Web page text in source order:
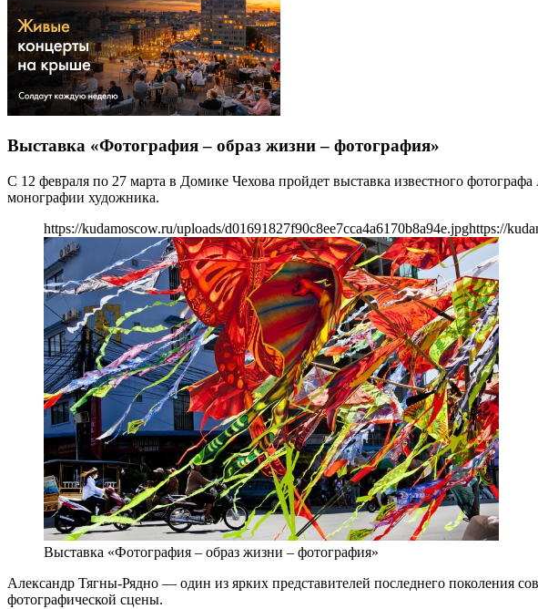
Выставка «Фотография – образ жизни – фотография»
С 12 февраля по 27 марта в Домике Чехова пройдет выставка известного
монографии художника.
https://kudamoscow.ru/uploads/d01691827f90c8ee7cca4a6170b8a94e.jpghttps://
Выставка «Фотография – образ жизни – фотография»
Александр Тягны-Рядно — один из ярких представителей последнего поколения
фотографической сцены.